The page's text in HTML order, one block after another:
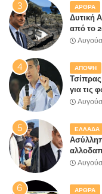
ΑΡΘΡΑ
Δυτική
από το
έλαβε
ΑΠΟΨΗ
για τις
ΕΛΛΑΔΑ
ΑΡΘΡΑ